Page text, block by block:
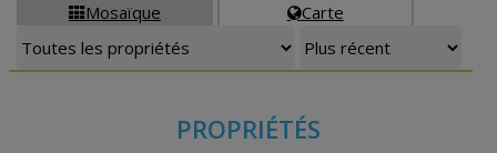
Mosaïque Carte
PROPRIÉTÉS